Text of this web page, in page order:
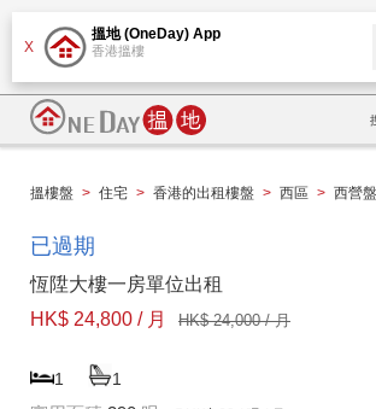
X
搵地 (OneDay) App
香港搵樓
搵樓盤 > 住宅 > 香港的出租樓盤 > 西區 > 西營盤
已過期
恆陞大樓一房單位出租
HK$ 24,800 / 月
HK$ 24,000 / 月
1 1